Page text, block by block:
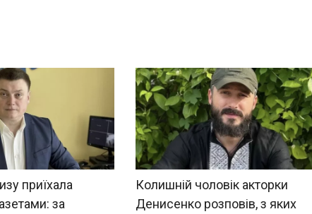
приїхала
за
Колишній чоловік акторки
Денисенко розповів, з яких